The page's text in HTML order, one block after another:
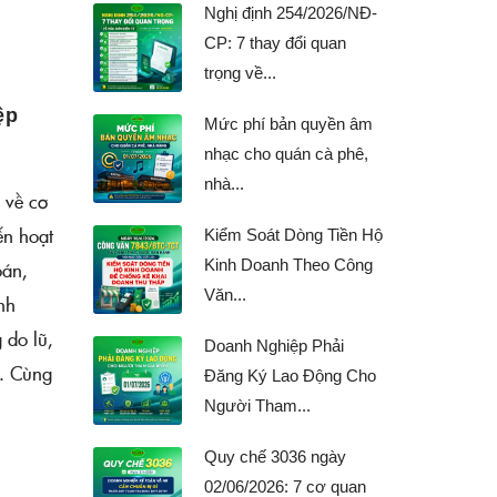
cơ
hoạt
do lũ,
Cùng
Nghị định 254/2026/NĐ-
CP: 7 thay đổi quan
trọng về...
Mức phí bản quyền âm
nhạc cho quán cà phê,
nhà...
Kiểm Soát Dòng Tiền Hộ
Kinh Doanh Theo Công
Văn...
Doanh Nghiệp Phải
Đăng Ký Lao Động Cho
Người Tham...
Quy chế 3036 ngày
02/06/2026: 7 cơ quan